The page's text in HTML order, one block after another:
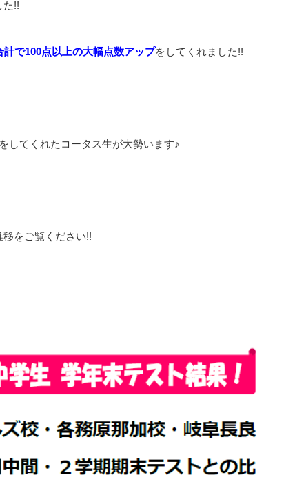
た!!
で100点以上の大幅点数アップをしてくれました!!
してくれたコータス生が大勢います♪
をご覧ください!!